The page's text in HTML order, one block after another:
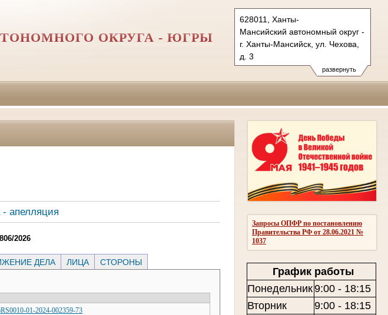
развернуть
628011, Ханты-
Мансийский автономный округ -
г. Ханты-Мансийск, ул. Чехова,
д. 3
Тел.: (3467) 350-687, 350-673,
350-700 (ф.)
oblsud.hmao@sudrf.ru
ОКРУГА - ЮГРЫ
Запросы ОПФР по постановлению
Правительства РФ от 28.06.2021 №
1037
График работы
Понедельник9:00 - 18:15
Вторник
9:00 - 18:15
апелляция
2026
ДЕЛА ЛИЦА СТОРОНЫ
01-2024-002359-73